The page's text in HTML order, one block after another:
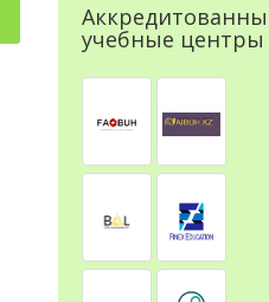
учебные центры